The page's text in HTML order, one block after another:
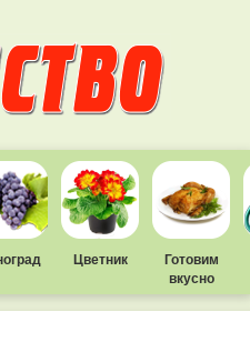
Цветник
Готовим
вкусно